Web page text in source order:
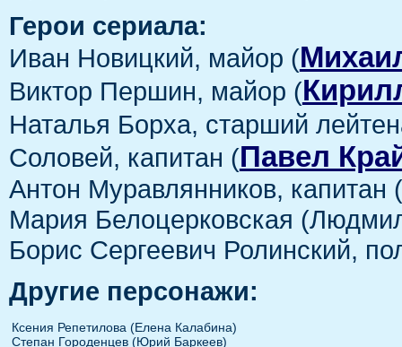
Герои сериала:
Иван Новицкий, майор (
Виктор Першин, майор (
Наталья Борха, старший
Соловей, капитан (Павел
Антон Муравлянников, капитан
Мария Белоцерковская
Борис Сергеевич Ролинский,
Другие персонажи:
Ксения Репетилова (Елена Калабина)
Степан Городенцев (Юрий Баркеев)